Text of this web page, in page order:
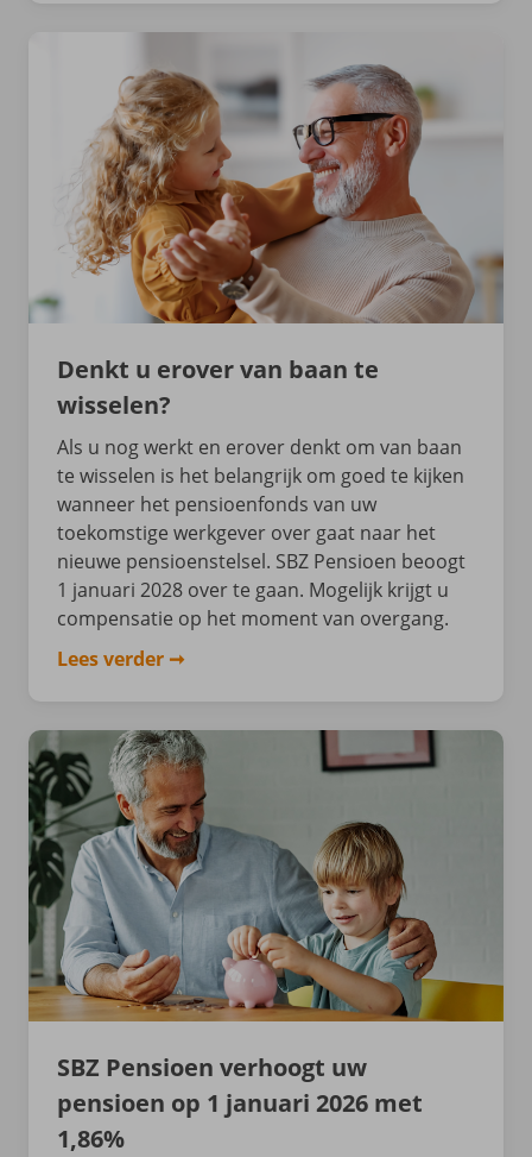
Denkt u erover van baan te
wisselen?
Als u nog werkt en erover denkt om van baan
te wisselen is het belangrijk om goed te kijken
wanneer het pensioenfonds van uw
toekomstige werkgever over gaat naar het
nieuwe pensioenstelsel. SBZ Pensioen beoogt
1 januari 2028 over te gaan. Mogelijk krijgt u
compensatie op het moment van overgang.
Lees verder
SBZ Pensioen verhoogt uw
pensioen op 1 januari 2026 met
1,86%